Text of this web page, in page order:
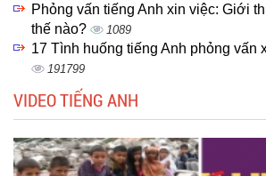
Phỏng vấn tiếng Anh xin việc: Giới
thế nào?
1089
17 Tình huống tiếng Anh phỏng vấn
191799
VIDEO TIẾNG ANH